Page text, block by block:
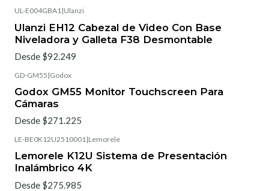
UL-E004GBA1|Ulanzi
Ulanzi EH12 Cabezal de Video Con Base
Niveladora y Galleta F38 Desmontable
Desde $92.249
GD-GM55 |Godox
Godox GM55 Monitor Touchscreen Para
Cámaras
Desde $271.225
LE-BE0K12U2510001|Lemorele
Lemorele K12U Sistema de Presentación
Inalámbrico 4K
Desde $275.985